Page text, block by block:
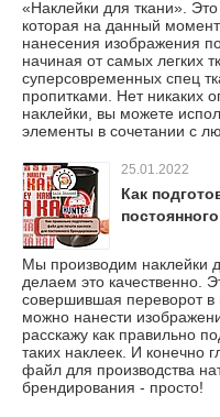
«Наклейки для ткани».
которая на данный
нанесения изображения
начиная от самых легких
суперсовременных спец
пропитками. Нет никаких
наклейки, вы можете
элементы в сочетании с
25.01.2022
Как
Мы производим наклейки
делаем это качественно.
совершившая переворот в
можно нанести
расскажу как правильно
таких наклеек. И конечно
файл для производства
брендирования - просто!